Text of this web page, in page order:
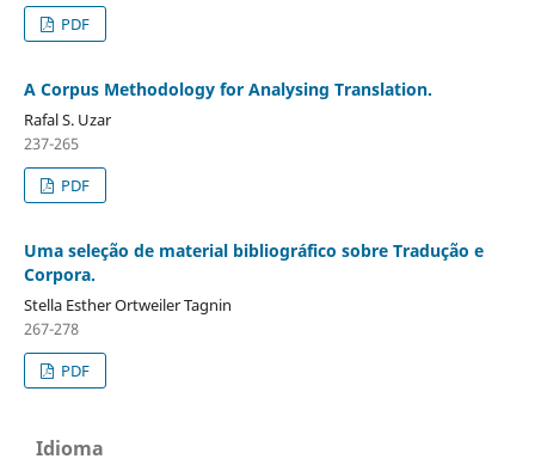
PDF
A Corpus Methodology for Analysing Translation.
Rafal S. Uzar
237-265
PDF
Uma seleção de material bibliográfico sobre Tradução e
Corpora.
Stella Esther Ortweiler Tagnin
267-278
PDF
Idioma